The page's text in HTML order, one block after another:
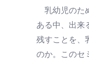
乳幼児のた
ある中、出来
残すことを、
のか。このセ